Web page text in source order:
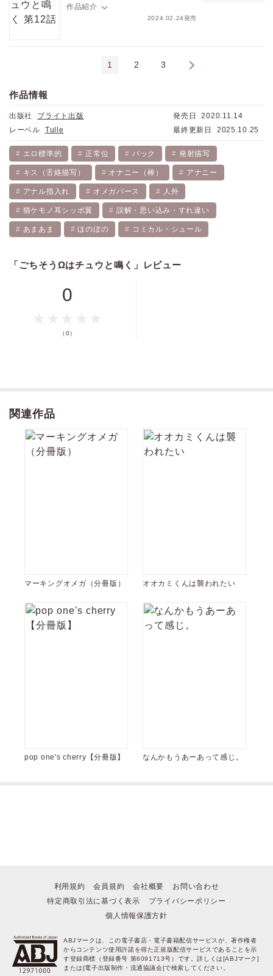
捕食者α×被食者Ω、本能と恋心が錯綜する新感覚オメガバース！
作品紹介
2024.02.24発売
り。プロポーズを経て、いよいよ結婚秒読み！しかし、宇迦野の実家と
捕食者α×被食者Ω、本能と恋心が錯綜する新感覚オメガバース！
ください。
1 2 3 ›
作品情報
出版社
ブライト出版
レーベル
Tulle
発売日
2020.11.14
最終更新日
2025.10.25
エロ標準的 正常位 バック 発射描写
キス（舌絡描写） オナニー（棒） アナニー
アナル指入れ オメガバース 人外
猫ケモノ耳シッポ翼 誤解・思い込み・すれ違い
あまあま ほのぼの コミカル・シュール
「ごちそうΩはチュウと鳴く」レビュー
0
（0）
関連作品
マーキングオメガ（分冊版） オオカミくんは襲われたい
pop one's cherry【分冊版】 なんかもうあーあって感じ。
利用規約 会員規約 会社概要
お問い合わせ
特定商取引法に基づく表示
プライバシーポリシー
個人情報保護方針
ABJマークは、この電子書店・電子書籍配信サービスが、著作権者
からコンテンツ使用許諾を得た正規版配信サービスであることを示
す登録商標（登録番号 第6091713号）です。詳しくは[ABJマーク]
または[電子出版制作・流通協議会]で検索してください。